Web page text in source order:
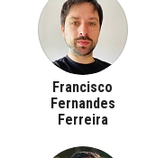
Francisco
Fernandes
Ferreira